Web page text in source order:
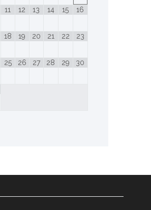
11 12 13 14 15 16
18 19 20 21 22 23
25 26 27 28 29 30